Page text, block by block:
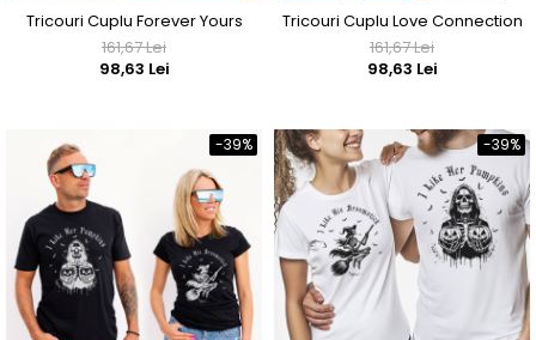
Tricouri Cuplu Forever Yours
161,67 Lei
98,63 Lei
Tricouri Cuplu Love Connection
161,67 Lei
98,63 Lei
-39% -39%